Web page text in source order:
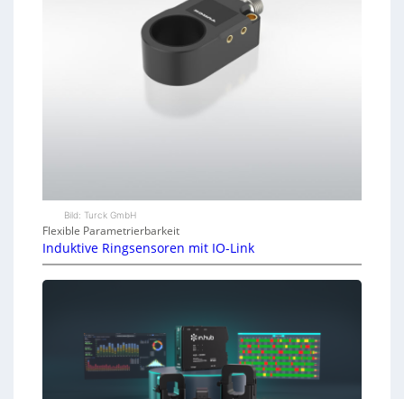
Bild: Turck GmbH
Flexible Parametrierbarkeit
Induktive Ringsensoren mit IO-Link